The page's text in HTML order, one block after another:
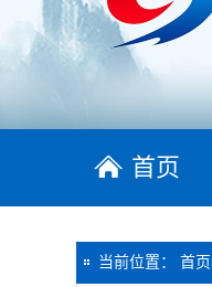
首页
当前位置： 首页